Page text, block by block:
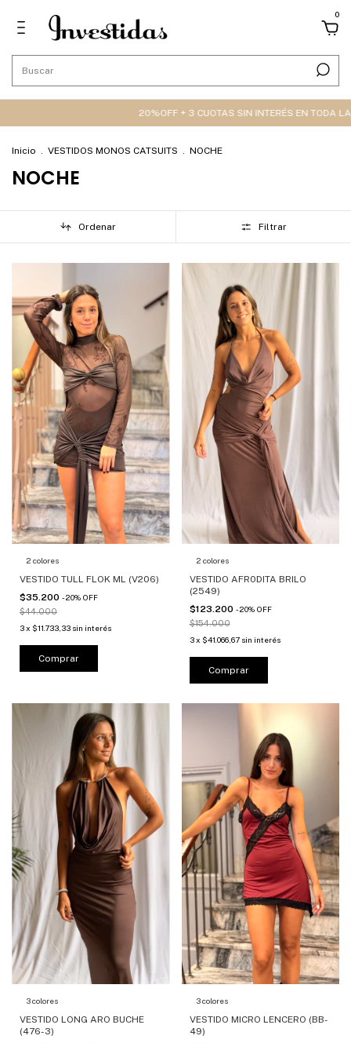
0
20%OFF + 3 CUOTAS SIN INTERÉS EN TODA LA WEB 🔥
Inicio . VESTIDOS MONOS CATSUITS . NOCHE
NOCHE
Ordenar Filtrar
2 colores
VESTIDO TULL FLOK ML (V206)
$35.200 -20% OFF
$44.000
3x $11.733,33 sin interés
Comprar
2 colores
VESTIDO AFR0DITA BRILO
(2549)
$123.200 -20% OFF
$154.000
3 x $41.066,67 sin interés
Comprar
3 colores
VESTIDO LONG ARO BUCHE
(476-3)
3 colores
VESTIDO MICRO LENCERO (BB-
49)